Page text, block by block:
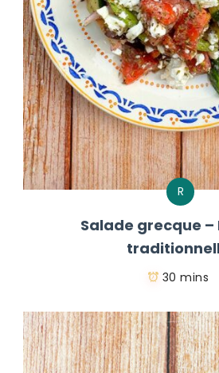
R
Salade grecque –
30 mins